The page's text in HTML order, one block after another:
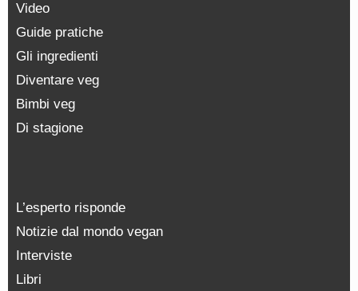
Video
Guide pratiche
Gli ingredienti
Diventare veg
Bimbi veg
Di stagione
L’esperto risponde
Notizie dal mondo vegan
Interviste
Libri